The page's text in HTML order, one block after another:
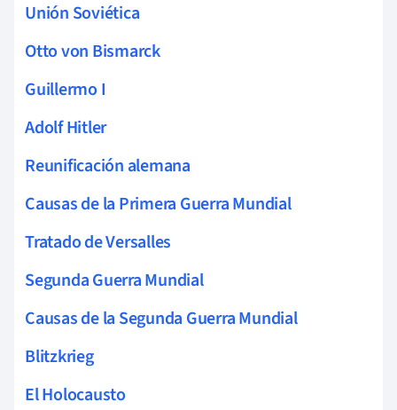
Unión Soviética
Otto von Bismarck
Guillermo I
Adolf Hitler
Reunificación alemana
Causas de la Primera Guerra Mundial
Tratado de Versalles
Segunda Guerra Mundial
Causas de la Segunda Guerra Mundial
Blitzkrieg
El Holocausto